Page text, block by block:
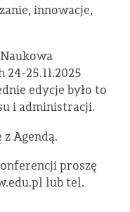
innowacje,
24-25.11.2025
edycje było to
i administracji.
Agendą.
proszę
lub tel.